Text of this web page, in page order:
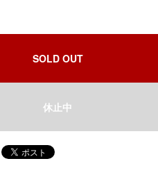
SOLD OUT
休止中